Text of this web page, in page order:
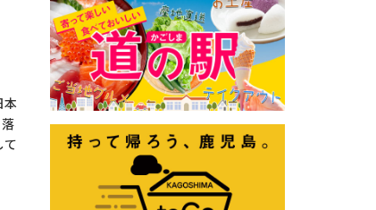
本
て